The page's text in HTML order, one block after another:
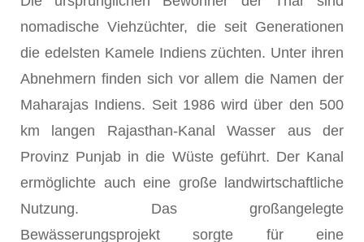
nomadische Viehzüchter, die seit Generationen
die edelsten Kamele Indiens züchten. Unter ihren
Abnehmern finden sich vor allem die Namen der
Maharajas Indiens. Seit 1986 wird über den 500
km langen Rajasthan-Kanal Wasser aus der
Provinz Punjab in die Wüste geführt. Der Kanal
ermöglichte auch eine große landwirtschaftliche
Nutzung. Das großangelegte
Bewässerungsprojekt sorgte für eine